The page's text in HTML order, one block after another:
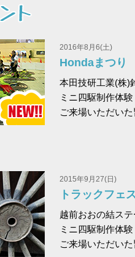
2016年8月6(土)
Hondaまつり
本田技研工業(株)
ミニ四駆制作体
ご来場いただい
2015年9月27(日)
トラックフェ
越前おおの結ス
ミニ四駆制作体
ご来場いただい